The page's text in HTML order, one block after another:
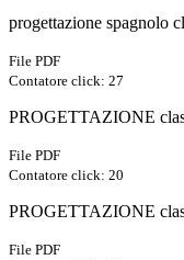
progettazione spagnolo
File PDF
Contatore click: 27
PROGETTAZIONE
File PDF
Contatore click: 20
PROGETTAZIONE
File PDF